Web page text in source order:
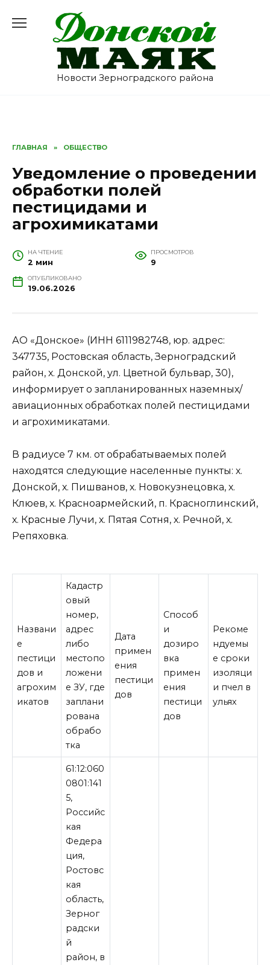
содержанию
Новости Зерноградского района
ГЛАВНАЯ » ОБЩЕСТВО
Уведомление о проведении
обработки полей
пестицидами и
агрохимикатами
НА ЧТЕНИЕ
2 мин
ПРОСМОТРОВ
9
ОПУБЛИКОВАНО
19.06.2026
АО «Донское» (ИНН 6111982748, юр. адрес:
347735, Ростовская область, Зерноградский
район, х. Донской, ул. Цветной бульвар, 30),
информирует о запланированных наземных/
авиационных обработках полей пестицидами
и агрохимикатами.
В радиусе 7 км. от обрабатываемых полей
находятся следующие населенные пункты: х.
Донской, х. Пишванов, х. Новокузнецовка, х.
Клюев, х. Красноармейский, п. Красноглинский,
х. Красные Лучи, х. Пятая Сотня, х. Речной, х.
Репяховка.
Названи
е
пестици
дов и
агрохим
икатов
Кадастр
овый
номер,
адрес
либо
местопо
ложени
е ЗУ, где
заплани
рована
обрабо
тка
Дата
примен
ения
пестици
дов
Способ
и
дозиро
вка
примен
ения
пестици
дов
Рекоме
ндуемы
е сроки
изоляци
и пчел в
ульях
61:12:060
0801:141
5,
Российс
кая
Федера
ция,
Ростовс
кая
область,
Зерног
радски
й
район, в